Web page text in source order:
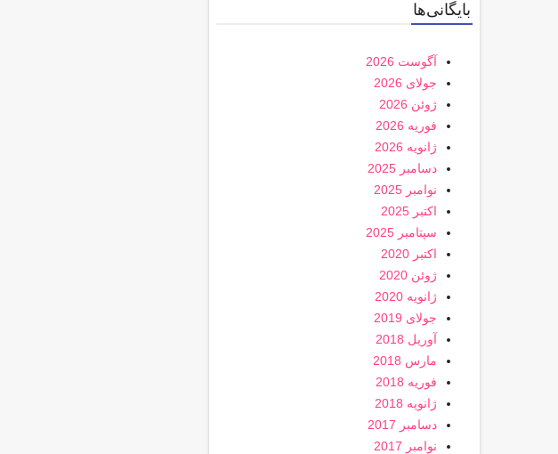
بایگانی‌ها
آگوست 2026
جولای 2026
ژوئن 2026
فوریه 2026
ژانویه 2026
دسامبر 2025
نوامبر 2025
اکتبر 2025
سپتامبر 2025
اکتبر 2020
ژوئن 2020
ژانویه 2020
جولای 2019
آوریل 2018
مارس 2018
فوریه 2018
ژانویه 2018
دسامبر 2017
نوامبر 2017